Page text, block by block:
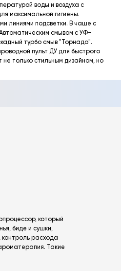
воды и воздуха с
максимальной гигиены.
линиями подсветки. В чаше с
смывом с УФ-
турбо смыв "Торнадо".
пульт ДУ для быстрого
не только стильным дизайном, но
который
биде и сушки,
контроль расхода
Такие